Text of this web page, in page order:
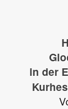
in der